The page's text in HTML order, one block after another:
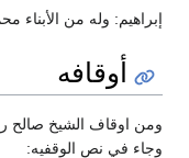
إبراهيم: وله من الأبناء
أوقافه
ومن اوقاف الشيخ صالح
وجاء في نص الوقفيه: